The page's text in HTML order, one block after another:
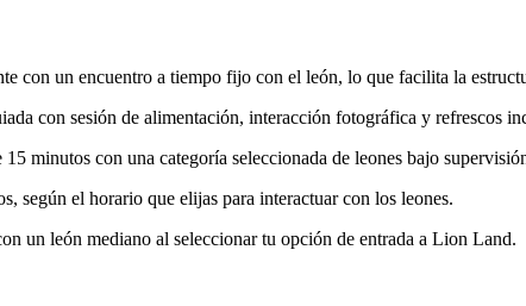
con un encuentro a tiempo fijo con el león, lo que facilita la
con sesión de alimentación, interacción fotográfica y refrescos
minutos con una categoría seleccionada de leones bajo
según el horario que elijas para interactuar con los leones.
un león mediano al seleccionar tu opción de entrada a Lion Land.